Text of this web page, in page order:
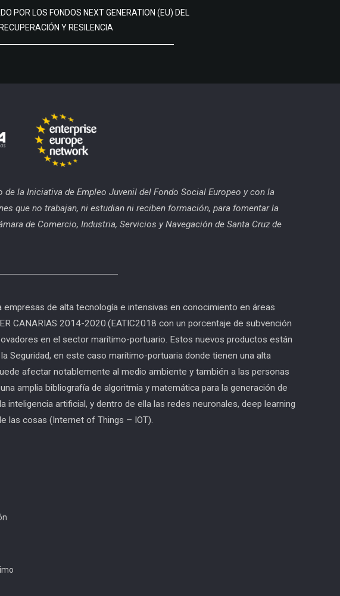
POR LOS FONDOS NEXT GENERATION (EU) DEL
Y RESILENCIA
la Iniciativa de Empleo Juvenil del Fondo Social Europeo y con la
que no trabajan, ni estudian ni reciben formación, para fomentar la
de Comercio, Industria, Servicios y Navegación de Santa Cruz de
empresas de alta tecnología e intensivas en conocimiento en áreas
CANARIAS 2014-2020.(EATIC2018 con un porcentaje de subvención
en el sector marítimo-portuario. Estos nuevos productos están
Seguridad, en este caso marítimo-portuaria donde tienen una alta
afectar notablemente al medio ambiente y también a las personas
amplia bibliografía de algoritmia y matemática para la generación de
artificial, y dentro de ella las redes neuronales, deep learning
las cosas (Internet of Things – IOT).